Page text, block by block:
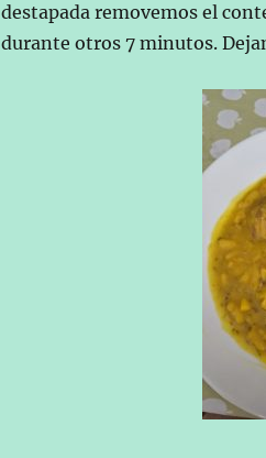
destapada removemos el
durante otros 7 minutos.